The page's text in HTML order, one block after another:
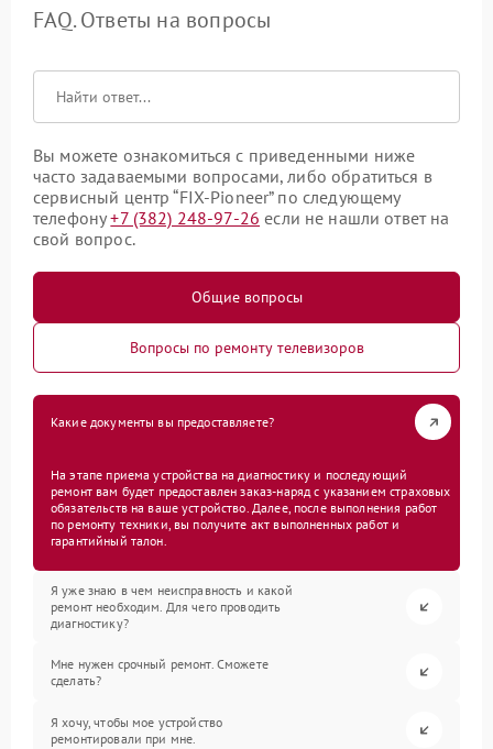
FAQ. Ответы на вопросы
Вы можете ознакомиться с приведенными ниже
часто задаваемыми вопросами, либо обратиться в
сервисный центр “FIX-Pioneer” по следующему
телефону+7 (382) 248-97-26 если не нашли ответ на
свой вопрос.
Общие вопросы
Вопросы по ремонту телевизоров
Какие документы вы предоставляете?
На этапе приема устройства на диагностику и последующий
ремонт вам будет предоставлен заказ-наряд с указанием страховых
обязательств на ваше устройство. Далее, после выполнения работ
по ремонту техники, вы получите акт выполненных работ и
гарантийный талон.
Я уже знаю в чем неисправность и какой
ремонт необходим. Для чего проводить
диагностику?
Мне нужен срочный ремонт. Сможете
сделать?
Я хочу, чтобы мое устройство
ремонтировали при мне.